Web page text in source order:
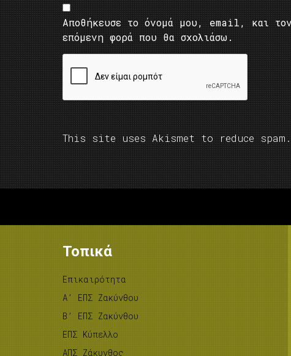
Αποθήκευσε το όνομά μου, email, και
επόμενη φορά που θα σχολιάσω.
This site uses Akismet to reduce spam.
Τοπικά
Επικαιρότητα
A’ ΕΠΣ Ζακύνθου
B’ ΕΠΣ Ζακύνθου
ΕΠΣ Κύπελλο
ΑΠΣ Ζάκυνθος